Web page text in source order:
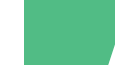
Individuele